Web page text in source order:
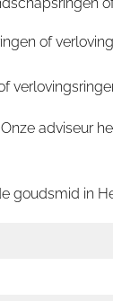
of
adviseur
goudsmid in